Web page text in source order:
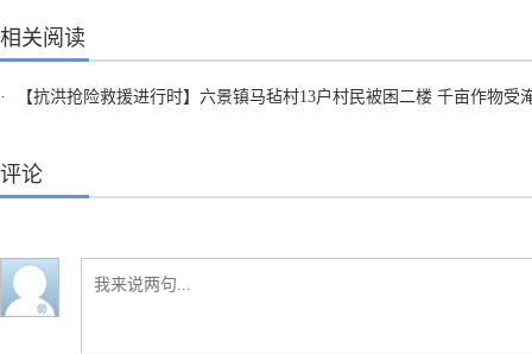
相关阅读
· 【抗洪抢险救援进行时】六景镇马毡村13户村民被困二楼 千亩作物受淹 无人员伤
评论